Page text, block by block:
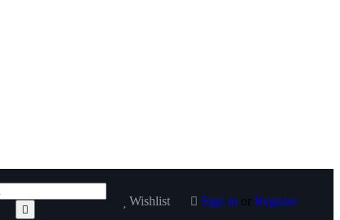
Wishlist Sign in or Register